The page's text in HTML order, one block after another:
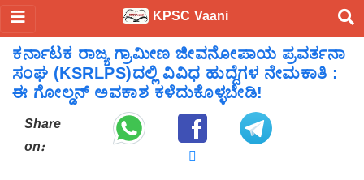
KPSC Vaani
ಕರ್ನಾಟಕ ರಾಜ್ಯ ಗ್ರಾಮೀಣ ಜೀವನೋಪಾಯ ಪ್ರವರ್ತನಾ
ಸಂಘ (KSRLPS)ದಲ್ಲಿ ವಿವಿಧ ಹುದ್ದೆಗಳ ನೇಮಕಾತಿ :
ಈ ಗೋಲ್ಡನ್ ಅವಕಾಶ ಕಳೆದುಕೊಳ್ಳಬೇಡಿ!
Share
on: